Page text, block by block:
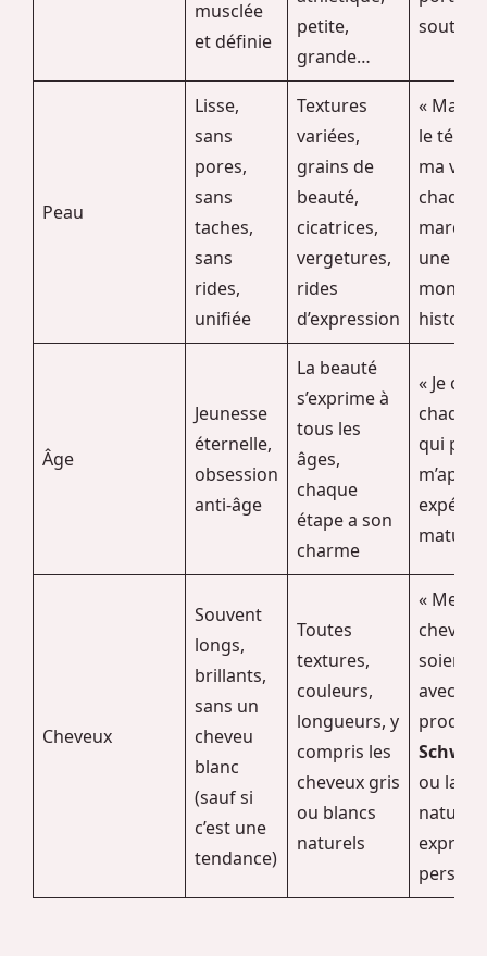
musclée
et définie
petite,
grande…
Peau
Lisse,
sans
pores,
sans
taches,
sans
rides,
unifiée
Textures
variées,
grains de
beauté,
cicatrices,
vergetures,
rides
d’expression
« Ma
le
ma vie,
chaque
une
mon
Âge
Jeunesse
éternelle,
obsession
anti-âge
La beauté
s’exprime à
tous les
âges,
chaque
étape a son
charme
« Je
chaque
qui
Cheveux
Souvent
longs,
brillants,
sans un
cheveu
blanc
(sauf si
c’est une
tendance)
Toutes
textures,
couleurs,
longueurs, y
compris les
cheveux gris
ou blancs
naturels
« Mes
soient
avec
ou
naturel,